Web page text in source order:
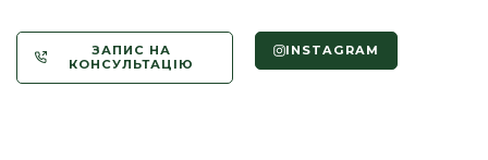
ЗАПИС НА
КОНСУЛЬТАЦІЮ
INSTAGRAM